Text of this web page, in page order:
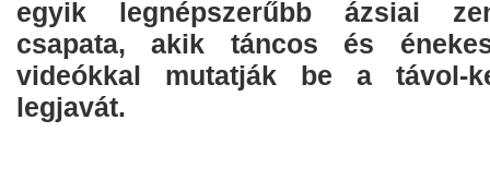
egyik legnépszerűbb ázsiai
csapata, akik táncos és
videókkal mutatják be a távol-
legjavát.